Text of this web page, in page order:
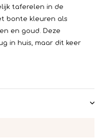
taferelen in de
bonte kleuren als
en goud. Deze
in huis, maar dit keer